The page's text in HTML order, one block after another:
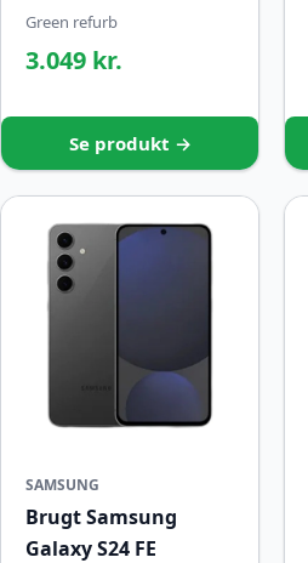
Green refurb
3.049 kr.
Se produkt →
SAMSUNG
Brugt Samsung
Galaxy S24 FE